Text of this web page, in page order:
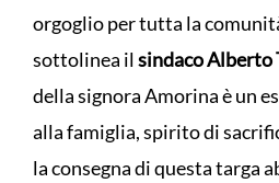
orgoglio per tutta la
sottolinea ilsindaco Alberto
della signora Amorina è un
alla famiglia, spirito di
la consegna di questa targa